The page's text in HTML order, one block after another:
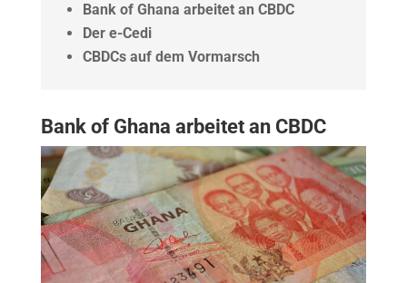
Bank of Ghana arbeitet an CBDC
Der e-Cedi
CBDCs auf dem Vormarsch
Bank of Ghana arbeitet an CBDC